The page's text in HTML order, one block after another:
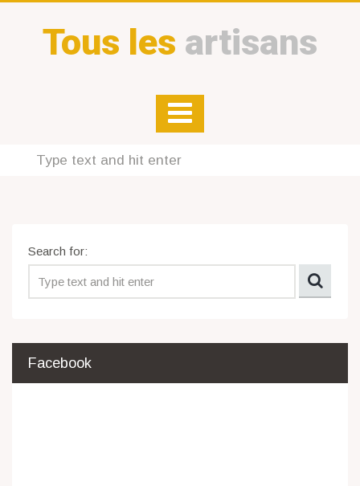
Tous les artisans
Search for:
Facebook